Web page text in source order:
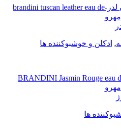
, ادکلن و خوشبوکننده ها
ها